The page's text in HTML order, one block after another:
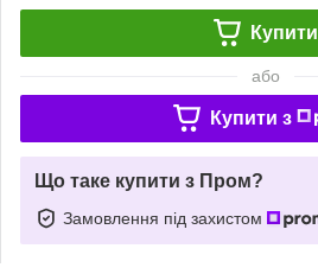
Купити
або
Купити з
Що таке купити з Пром?
Замовлення під захистом